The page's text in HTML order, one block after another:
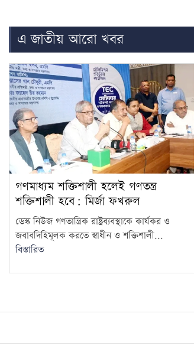
এ জাতীয় আরো খবর
গণমাধ্যম শক্তিশালী হলেই গণতন্ত্র
শক্তিশালী হবে: মির্জা ফখরুল
ডেস্ক নিউজ গণতান্ত্রিক রাষ্ট্রব্যবস্থাকে কার্যকর ও
জবাবদিহিমূলক করতে স্বাধীন ও শক্তিশালী...
বিস্তারিত